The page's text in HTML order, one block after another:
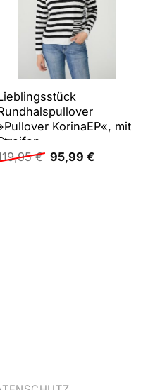
KorinaEP«, mit
€ Ursprünglicher
Preis
95,99 €Aktueller